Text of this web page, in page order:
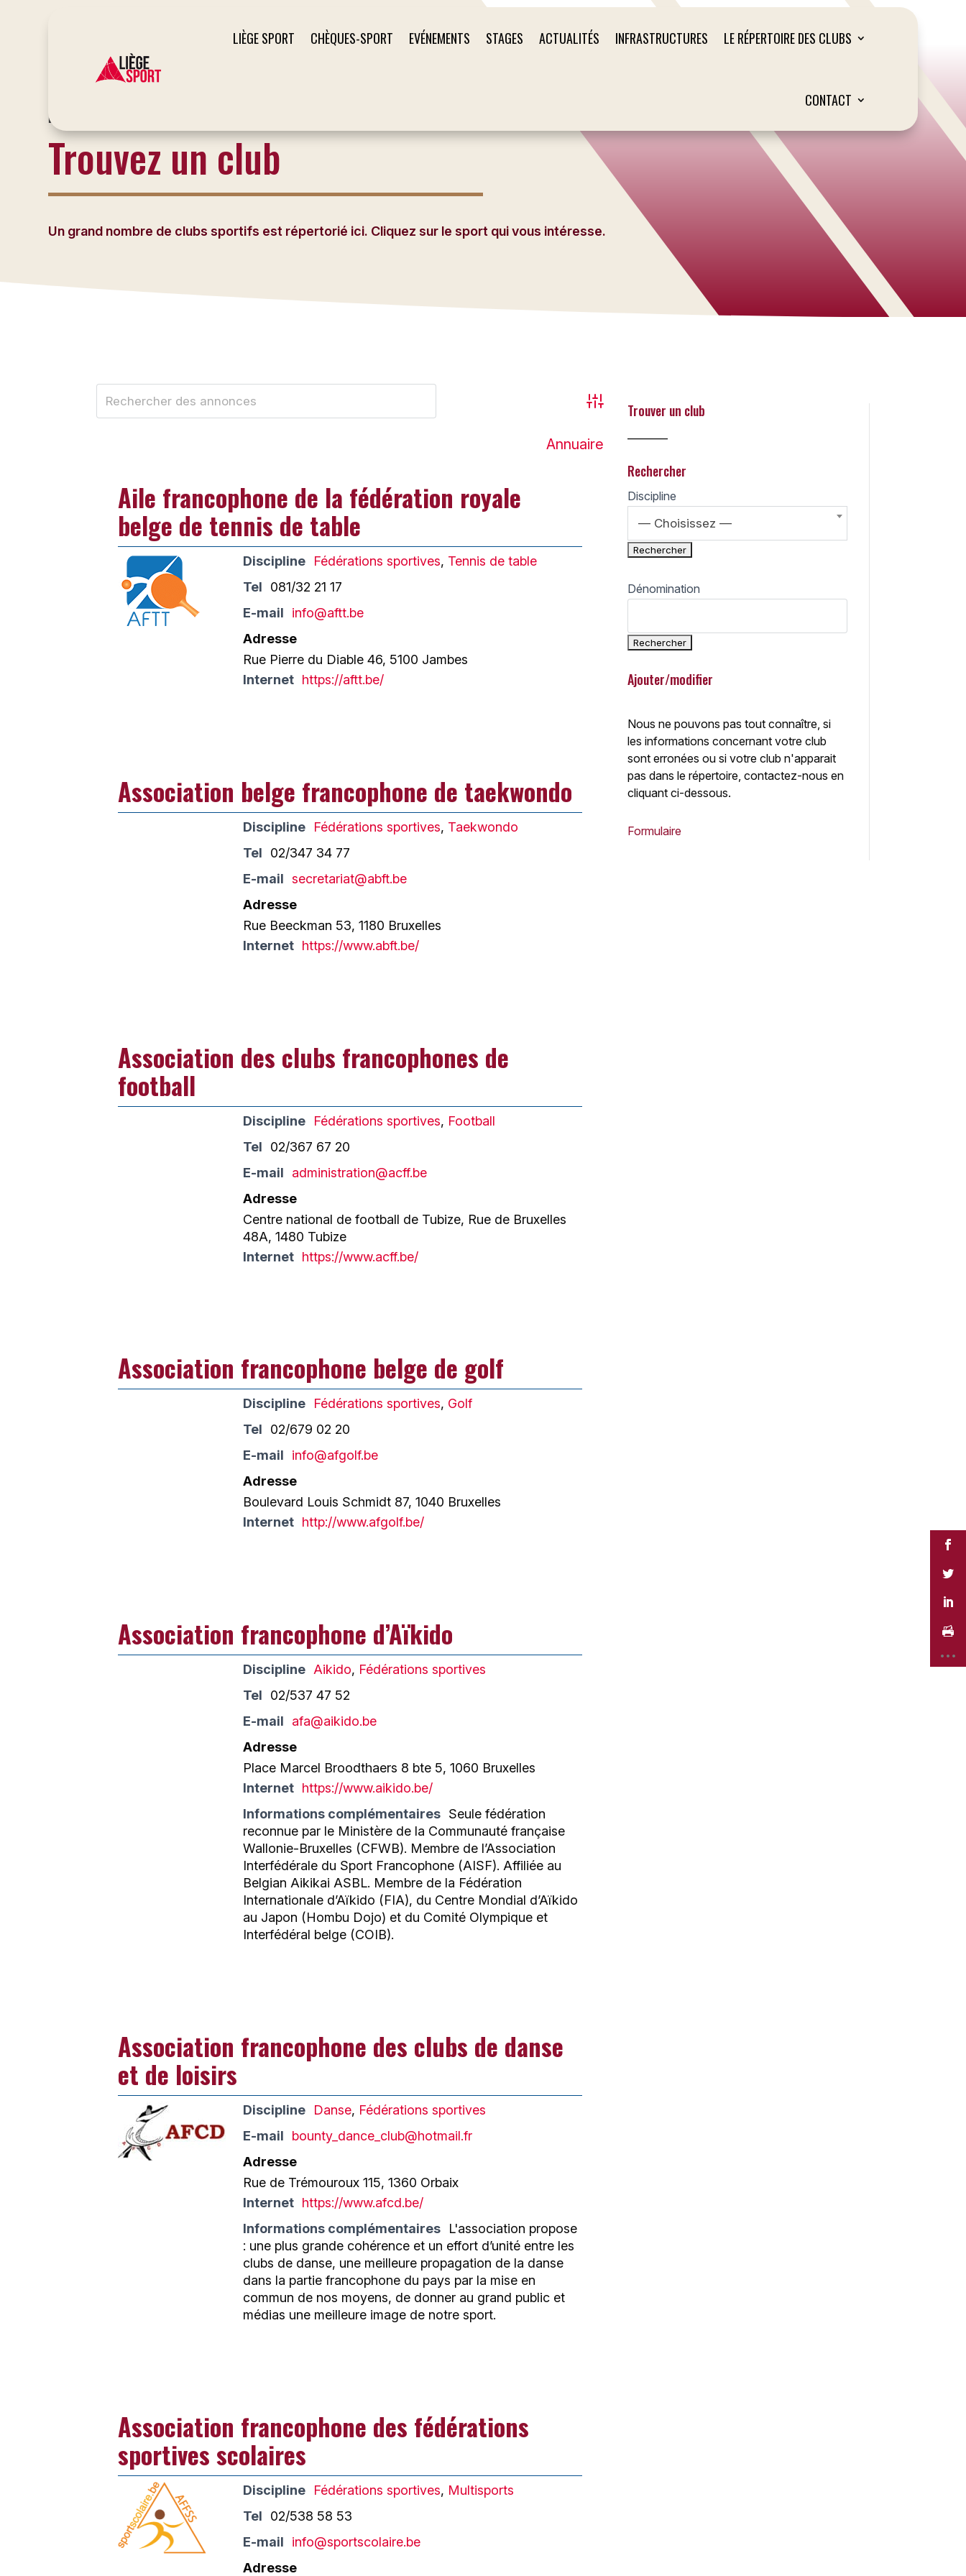
LIÈGE SPORT CHÈQUES-SPORT EVÉNEMENTS STAGES ACTUALITÉS INFRASTRUCTURES LE RÉPERTOIRE DES CLUBS
CONTACT
LE SITE DU SPORT À LIÈGE
Trouvez un club
Un grand nombre de clubs sportifs est répertorié ici. Cliquez sur le sport qui vous intéresse.
Advanced Search
Annuaire
Aile francophone de la fédération royale
belge de tennis de table
Discipline Fédérations sportives, Tennis de table
Tel
081/32 21 17
E-mail
info@aftt.be
Adresse
Rue Pierre du Diable 46, 5100 Jambes
Internet https://aftt.be/
Association belge francophone de taekwondo
Discipline Fédérations sportives, Taekwondo
Tel
02/347 34 77
E-mail secretariat@abft.be
Adresse
Rue Beeckman 53, 1180 Bruxelles
Internet https://www.abft.be/
Association des clubs francophones de
football
Discipline Fédérations sportives, Football
Tel
02/367 67 20
E-mail
administration@acff.be
Adresse
Centre national de football de Tubize, Rue de Bruxelles
48A, 1480 Tubize
Internet https://www.acff.be/
Association francophone belge de golf
Discipline Fédérations sportives, Golf
Tel
02/679 02 20
E-mail
info@afgolf.be
Adresse
Boulevard Louis Schmidt 87, 1040 Bruxelles
Internet http://www.afgolf.be/
Association francophone d’Aïkido
Discipline Aikido, Fédérations sportives
Tel
02/537 47 52
E-mail
afa@aikido.be
Adresse
Place Marcel Broodthaers 8 bte 5, 1060 Bruxelles
Internet https://www.aikido.be/
Informations complémentaires Seule fédération
reconnue par le Ministère de la Communauté française
Wallonie-Bruxelles (CFWB). Membre de l’Association
Interfédérale du Sport Francophone (AISF). Affiliée au
Belgian Aikikai ASBL. Membre de la Fédération
Internationale d’Aïkido (FIA), du Centre Mondial d’Aïkido
au Japon (Hombu Dojo) et du Comité Olympique et
Interfédéral belge (COIB).
Association francophone des clubs de danse
et de loisirs
Discipline Danse, Fédérations sportives
E-mail
bounty_dance_club@hotmail.fr
Adresse
Rue de Trémouroux 115, 1360 Orbaix
Internet https://www.afcd.be/
Informations complémentaires
L'association propose
: une plus grande cohérence et un effort d’unité entre les
clubs de danse, une meilleure propagation de la danse
dans la partie francophone du pays par la mise en
commun de nos moyens, de donner au grand public et
médias une meilleure image de notre sport.
Association francophone des fédérations
sportives scolaires
Discipline Fédérations sportives, Multisports
Tel
02/538 58 53
E-mail
info@sportscolaire.be
Adresse
Trouver un club
Rechercher
Discipline
— Choisissez —
Dénomination
Ajouter/modifier
Nous ne pouvons pas tout connaître, si
les informations concernant votre club
sont erronées ou si votre club n'apparait
pas dans le répertoire, contactez-nous en
cliquant ci-dessous.
Formulaire